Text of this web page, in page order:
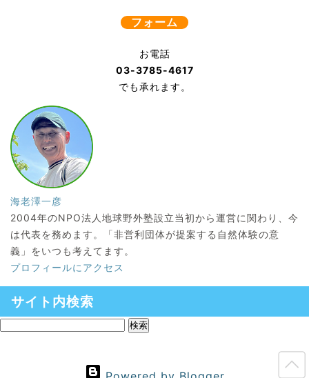
フォーム
お電話
03-3785-4617
でも承れます。
海老澤一彦
2004年のNPO法人地球野外塾設立当初から運営に関わり、今
は代表を務めます。「非営利団体が提案する自然体験の意
義」をいつも考えてます。
プロフィールにアクセス
サイト内検索